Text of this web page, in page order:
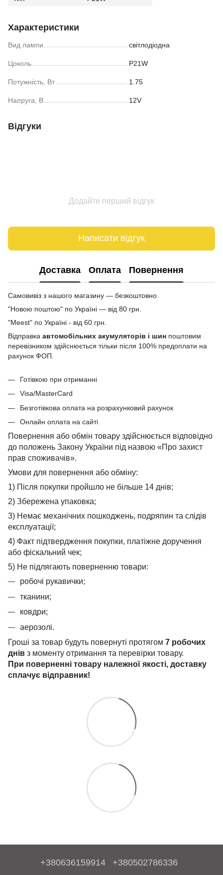
Характеристики
Вид лампи світлодіодна
Цоколь P21W
Потужність, Вт 1.75
Напруга, В 12V
Відгуки
Додайте перший відгук
Написати відгук
Доставка Оплата Повернення
Самовивіз з нашого магазину — безкоштовно.
"Новою поштою" по Україні — від 80 грн.
"Meest" по Україні - від 60 грн.
Відправка автомобільних акумуляторів і шин поштовим
перевізником здійснюється тільки після 100% предоплати на
рахунок ФОП.
Готівкою при отриманні
Visa/MasterCard
Безготівкова оплата на розрахунковий рахунок
Онлайн оплата на сайті
Повернення або обмін товару здійснюється відповідно
до положень Закону України під назвою «Про захист
прав споживачів».
Умови для повернення або обміну:
1) Після покупки пройшло не більше 14 днів;
2) Збережена упаковка;
3) Немає механічних пошкоджень, подряпин та слідів
експлуатації;
4) Факт підтвердження покупки, платіжне доручення
або фіскальний чек;
5) Не підлягають поверненню товари:
робочі рукавички;
тканини;
ковдри;
аерозолі.
Гроші за товар будуть повернуті протягом 7 робочих
днів з моменту отримання та перевірки товару.
При поверненні товару належної якості, доставку
сплачує відправник!
+380636159914 +380502786336